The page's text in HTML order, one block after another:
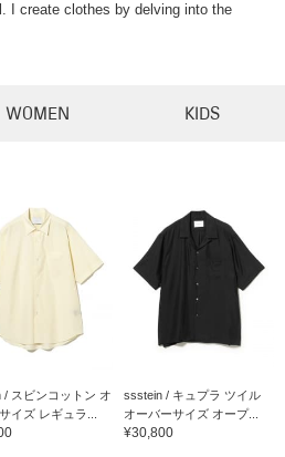
I create clothes by delving into the
WOMEN KIDS
/ スビンコットン オ
イズ レギュラ...
ssstein / キュプラ ツイル
オーバーサイズ オープ...
¥30,800